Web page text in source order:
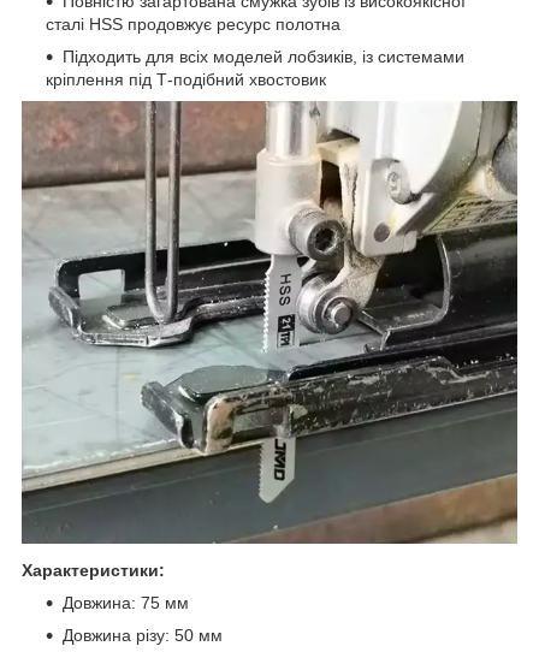
сталі HSS продовжує ресурс полотна
Підходить для всіх моделей лобзиків, із системами
кріплення під Т-подібний хвостовик
Характеристики:
Довжина: 75 мм
Довжина різу: 50 мм